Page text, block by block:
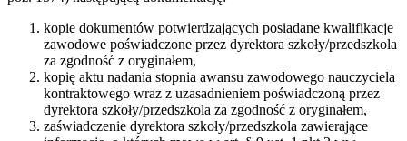
kopie dokumentów potwierdzających posiadane kwalifikacje
zawodowe poświadczone przez dyrektora szkoły/przedszkola
za zgodność z oryginałem,
kopię aktu nadania stopnia awansu zawodowego nauczyciela
kontraktowego wraz z uzasadnieniem poświadczoną przez
dyrektora szkoły/przedszkola za zgodność z oryginałem,
zaświadczenie dyrektora szkoły/przedszkola zawierające